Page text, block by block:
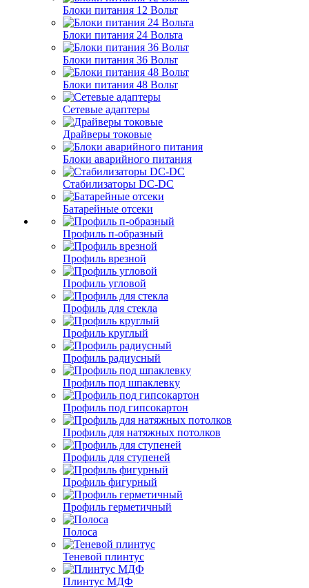
Блоки питания 12 Вольт
Блоки питания 24 Вольта
Блоки питания 36 Вольт
Блоки питания 48 Вольт
Сетевые адаптеры
Драйверы токовые
Блоки аварийного питания
Стабилизаторы DC-DC
Батарейные отсеки
Профиль п-образный
Профиль врезной
Профиль угловой
Профиль для стекла
Профиль круглый
Профиль радиусный
Профиль под шпаклевку
Профиль под гипсокартон
Профиль для натяжных потолков
Профиль для ступеней
Профиль фигурный
Профиль герметичный
Полоса
Теневой плинтус
Плинтус МДФ